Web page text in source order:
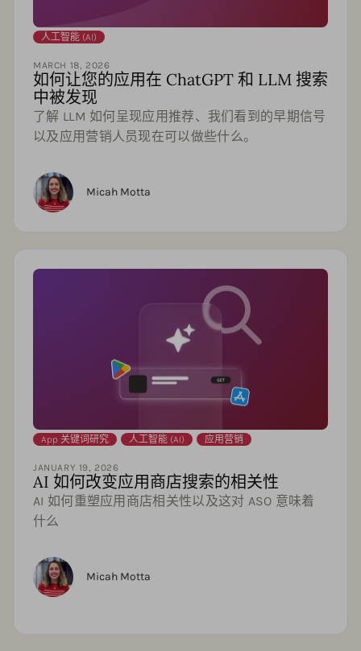
人工智能 (AI)
MARCH 18, 2026
如何让您的应用在 ChatGPT 和 LLM 搜索
中被发现
了解 LLM 如何呈现应用推荐、我们看到的早期信号
以及应用营销人员现在可以做些什么。
Micah Motta
App 关键词研究 人工智能 (AI) 应用营销
JANUARY 19, 2026
AI 如何改变应用商店搜索的相关性
AI 如何重塑应用商店相关性以及这对 ASO 意味着
什么
Micah Motta